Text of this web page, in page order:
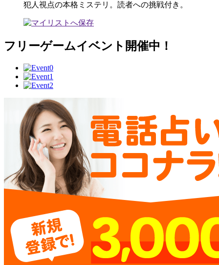
犯人視点の本格ミステリ。読者への挑戦付き。
フリーゲームイベント開催中！